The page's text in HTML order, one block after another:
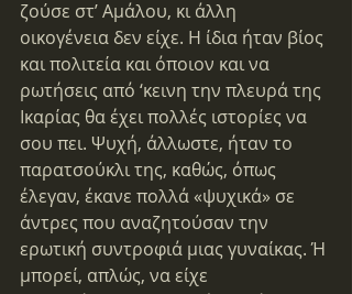
ζούσε στ’ Αμάλου, κι άλλη
οικογένεια δεν είχε. Η ίδια ήταν βίος
και πολιτεία και όποιον και να
ρωτήσεις από ‘κεινη την πλευρά της
Ικαρίας θα έχει πολλές ιστορίες να
σου πει. Ψυχή, άλλωστε, ήταν το
παρατσούκλι της, καθώς, όπως
έλεγαν, έκανε πολλά «ψυχικά» σε
άντρες που αναζητούσαν την
ερωτική συντροφιά μιας γυναίκας. Ή
μπορεί, απλώς, να είχε